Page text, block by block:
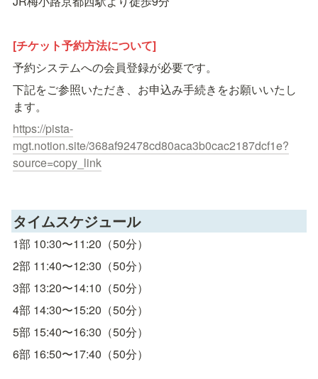
[チケット予約方法について]
予約システムへの会員登録が必要です。
下記をご参照いただき、お申込み手続きをお願いいたし
ます。
https://pista-
mgt.notion.site/368af92478cd80aca3b0cac2187dcf1e?
source=copy_link
タイムスケジュール
1部 10:30〜11:20（50分）
2部 11:40〜12:30（50分）
3部 13:20〜14:10（50分）
4部 14:30〜15:20（50分）
5部 15:40〜16:30（50分）
6部 16:50〜17:40（50分）